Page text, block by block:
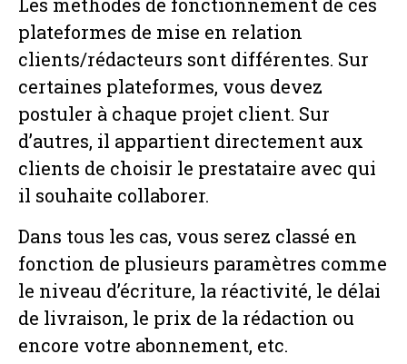
Les méthodes de fonctionnement de ces
plateformes de mise en relation
clients/rédacteurs sont différentes. Sur
certaines plateformes, vous devez
postuler à chaque projet client. Sur
d’autres, il appartient directement aux
clients de choisir le prestataire avec qui
il souhaite collaborer.
Dans tous les cas, vous serez classé en
fonction de plusieurs paramètres comme
le niveau d’écriture, la réactivité, le délai
de livraison, le prix de la rédaction ou
encore votre abonnement, etc.